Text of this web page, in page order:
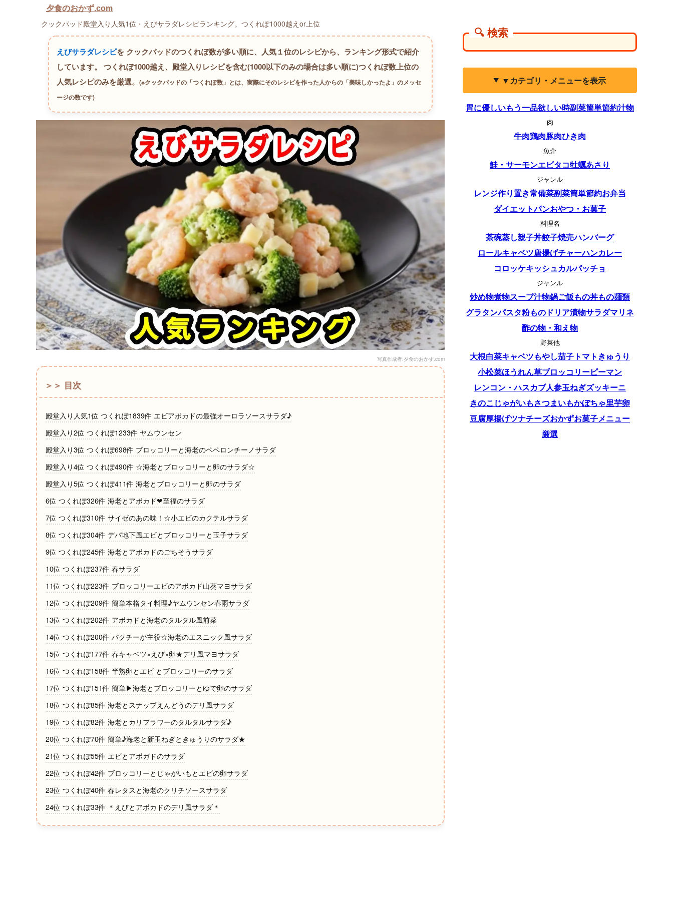
夕食のおかず.com
クックパッド殿堂入り人気1位・えびサラダレシピランキング。つくれぽ1000越えor上位
えびサラダレシピを クックパッドのつくれぽ数が多い順に、人気１位のレシピから、ランキング形式で紹介
しています。 つくれぽ1000越え、殿堂入りレシピを含む(1000以下のみの場合は多い順に)つくれぽ数上位の
人気レシピのみを厳選。 (※クックパッドの「つくれぽ数」とは、実際にそのレシピを作った人からの「美味しかったよ」のメッセ
ージの数です)
写真作成者:夕食のおかず.com
＞＞ 目次
殿堂入り人気1位 つくれぽ1839件 エビアボカドの最強オーロラソースサラダ♪
殿堂入り2位 つくれぽ1233件 ヤムウンセン
殿堂入り3位 つくれぽ698件 ブロッコリーと海老のペペロンチーノサラダ
殿堂入り4位 つくれぽ490件 ☆海老とブロッコリーと卵のサラダ☆
殿堂入り5位 つくれぽ411件 海老とブロッコリーと卵のサラダ
6位 つくれぽ326件 海老とアボカド❤至福のサラダ
7位 つくれぽ310件 サイゼのあの味！☆小エビのカクテルサラダ
8位 つくれぽ304件 デパ地下風エビとブロッコリーと玉子サラダ
9位 つくれぽ245件 海老とアボカドのごちそうサラダ
10位 つくれぽ237件 春サラダ
11位 つくれぽ223件 ブロッコリーエビのアボカド山葵マヨサラダ
12位 つくれぽ209件 簡単本格タイ料理♪ヤムウンセン春雨サラダ
13位 つくれぽ202件 アボカドと海老のタルタル風前菜
14位 つくれぽ200件 パクチーが主役☆海老のエスニック風サラダ
15位 つくれぽ177件 春キャベツ×えび×卵★デリ風マヨサラダ
16位 つくれぽ158件 半熟卵とエビ とブロッコリーのサラダ
17位 つくれぽ151件 簡単▶海老とブロッコリーとゆで卵のサラダ
18位 つくれぽ85件 海老とスナップえんどうのデリ風サラダ
19位 つくれぽ82件 海老とカリフラワーのタルタルサラダ♪
20位 つくれぽ70件 簡単♪海老と新玉ねぎときゅうりのサラダ★
21位 つくれぽ55件 エビとアボガドのサラダ
22位 つくれぽ42件 ブロッコリーとじゃがいもとエビの卵サラダ
23位 つくれぽ40件 春レタスと海老のクリチソースサラダ
24位 つくれぽ33件 ＊えびとアボカドのデリ風サラダ＊
🔍 検索
▼カテゴリ・メニューを表示
胃に優しいもう一品欲しい時副菜簡単節約汁物
肉
牛肉鶏肉豚肉ひき肉
魚介
鮭・サーモンエビタコ牡蠣あさり
ジャンル
レンジ作り置き常備菜副菜簡単節約お弁当
ダイエットパンおやつ・お菓子
料理名
茶碗蒸し親子丼餃子焼売ハンバーグ
ロールキャベツ唐揚げチャーハンカレー
コロッケキッシュカルパッチョ
ジャンル
炒め物煮物スープ汁物鍋ご飯もの丼もの麺類
グラタンパスタ粉もの ドリア漬物サラダマリネ
酢の物・和え物
野菜他
大根白菜キャベツもやし茄子 トマト きゅうり
小松菜ほうれん草ブロッコリーピーマン
レンコン・ハスカブ人参玉ねぎズッキーニ
きのこ じゃがいもさつまいもかぼちゃ里芋卵
豆腐厚揚げツナチーズおかずお菓子メニュー
厳選